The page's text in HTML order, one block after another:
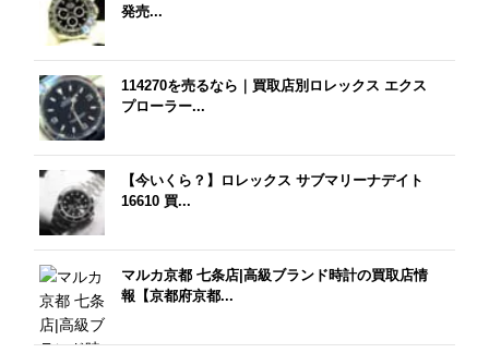
発売...
114270を売るなら｜買取店別ロレックス エクス
プローラー...
【今いくら？】ロレックス サブマリーナデイト
16610 買...
マルカ京都 七条店|高級ブランド時計の買取店情
報【京都府京都...